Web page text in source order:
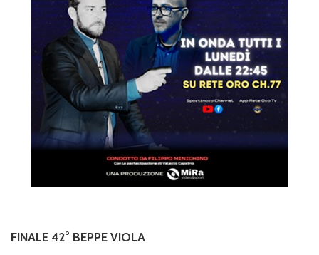
FINALE 42° BEPPE VIOLA